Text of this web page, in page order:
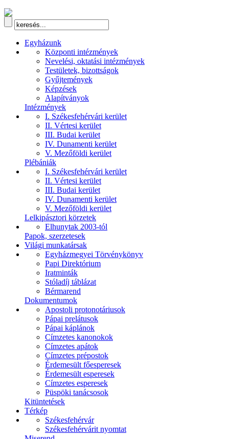
Egyházunk
Központi intézmények
Nevelési, oktatási intézmények
Testületek, bizottságok
Gyűjtemények
Képzések
Alapítványok
Intézmények
I. Székesfehérvári kerület
II. Vértesi kerület
III. Budai kerület
IV. Dunamenti kerület
V. Mezőföldi kerület
Plébániák
I. Székesfehérvári kerület
II. Vértesi kerület
III. Budai kerület
IV. Dunamenti kerület
V. Mezőföldi kerület
Lelkipásztori körzetek
Elhunytak 2003-tól
Papok, szerzetesek
Világi munkatársak
Egyházmegyei Törvénykönyv
Papi Direktórium
Iratminták
Stóladíj táblázat
Bérmarend
Dokumentumok
Apostoli protonotáriusok
Pápai prelátusok
Pápai káplánok
Címzetes kanonokok
Címzetes apátok
Címzetes prépostok
Érdemesült főesperesek
Érdemesült esperesek
Címzetes esperesek
Püspöki tanácsosok
Kitüntetések
Térkép
Székesfehérvár
Székesfehérvárit nyomtat